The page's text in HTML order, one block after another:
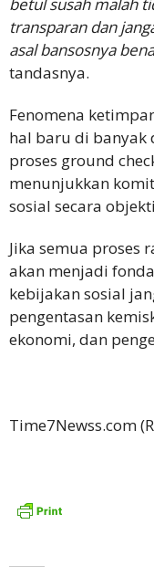
transparan dan
asal bansosnya
tandasnya.
Fenomena
hal baru di banyak
proses ground
menunjukkan
sosial secara
Jika semua proses
akan menjadi
kebijakan sosial
pengentasan
ekonomi, dan
Time7Newss.com